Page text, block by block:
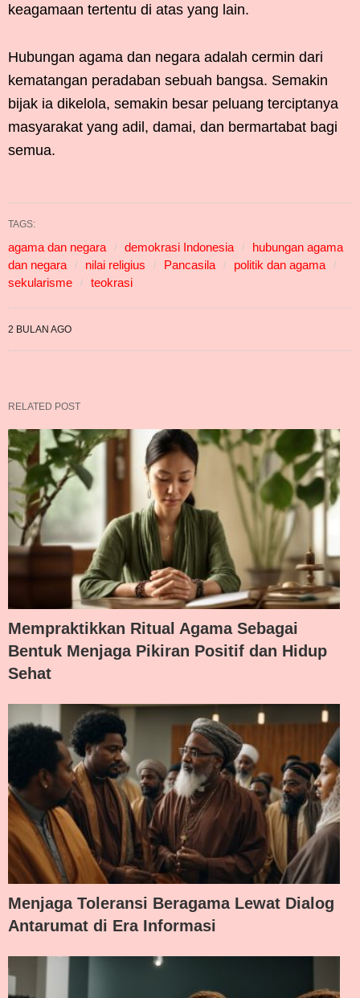
keagamaan tertentu di atas yang lain.
Hubungan agama dan negara adalah cermin dari
kematangan peradaban sebuah bangsa. Semakin
bijak ia dikelola, semakin besar peluang terciptanya
masyarakat yang adil, damai, dan bermartabat bagi
semua.
TAGS:
agama dan negara demokrasi Indonesia
hubungan agama
dan negara
nilai religius Pancasila
politik dan agama
sekularisme
teokrasi
2 BULAN AGO
RELATED POST
Mempraktikkan Ritual Agama Sebagai
Bentuk Menjaga Pikiran Positif dan Hidup
Sehat
Menjaga Toleransi Beragama Lewat Dialog
Antarumat di Era Informasi